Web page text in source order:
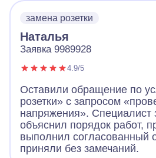
замена розетки
Наталья
Заявка 9989928
4.9/5
Оставили обращение по
розетки» с запросом
напряжения». Специалист
объяснил порядок работ,
выполнил согласованный
приняли без замечаний.